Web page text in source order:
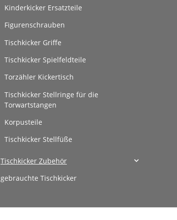
Kinderkicker Ersatzteile
Figurenschrauben
Tischkicker Griffe
Tischkicker Spielfeldteile
Torzähler Kickertisch
Tischkicker Stellringe für die
Torwartstangen
Korpusteile
Tischkicker Stellfüße
Tischkicker Zubehör
gebrauchte Tischkicker